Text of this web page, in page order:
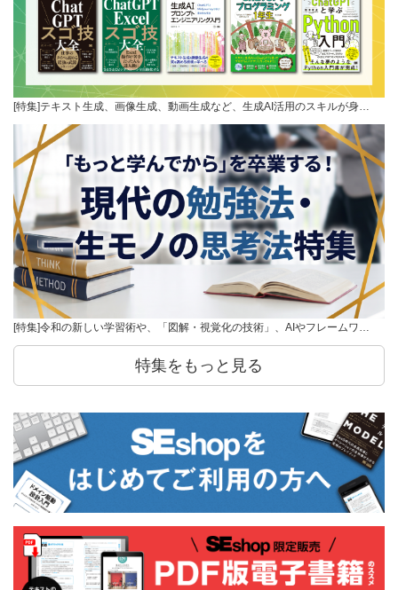
[特集]テキスト生成、画像生成、動画生成など、生成AI活用のスキルが身…
[特集]令和の新しい学習術や、「図解・視覚化の技術」、AIやフレームワ…
特集をもっと見る